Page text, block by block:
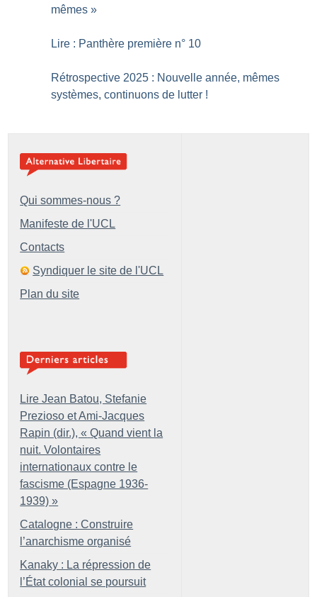
mêmes »
Lire : Panthère première n° 10
Rétrospective 2025 : Nouvelle année, mêmes
systèmes, continuons de lutter !
Qui sommes-nous ?
Manifeste de l'UCL
Contacts
Syndiquer le site de l'UCL
Plan du site
Lire Jean Batou, Stefanie
Prezioso et Ami-Jacques
Rapin (dir.), « Quand vient la
nuit. Volontaires
internationaux contre le
fascisme (Espagne 1936-
1939) »
Catalogne : Construire
l’anarchisme organisé
Kanaky : La répression de
l’État colonial se poursuit